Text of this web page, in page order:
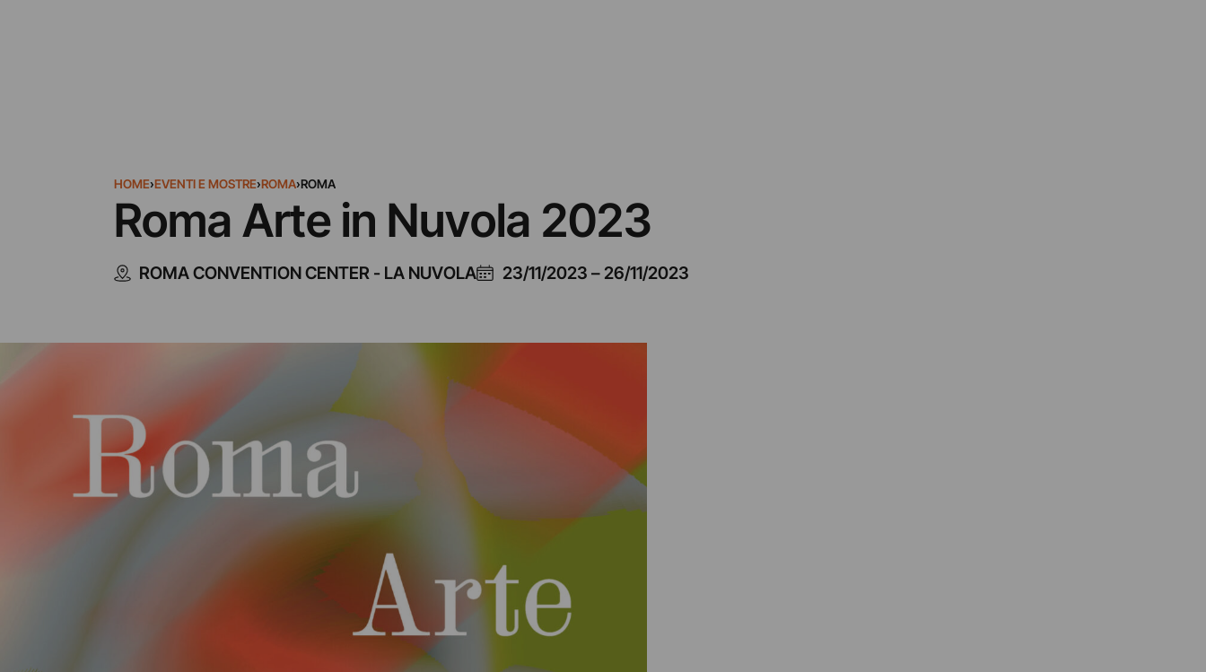
HOME›EVENTI E MOSTRE›ROMA›ROMA
Roma Arte in Nuvola 2023
ROMA CONVENTION CENTER - LA NUVOLA 23/11/2023 – 26/11/2023